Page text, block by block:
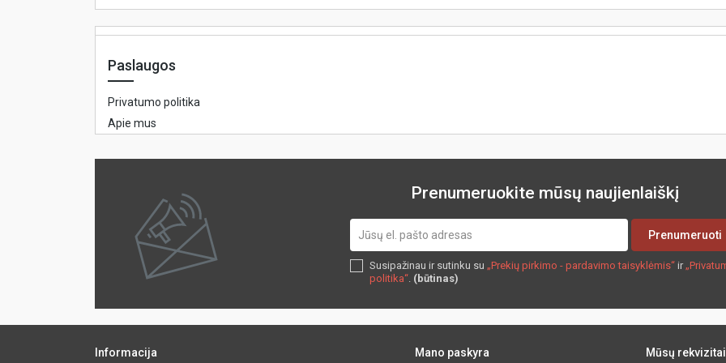
Paslaugos
Privatumo politika
Apie mus
Prenumeruokite mūsų naujienlaiškį
Prenumeruoti
Susipažinau ir sutinku su „Prekių pirkimo - pardavimo taisyklėmis“ ir
politika“. (būtinas)
Informacija Mano paskyra Mūsų rekvizitai